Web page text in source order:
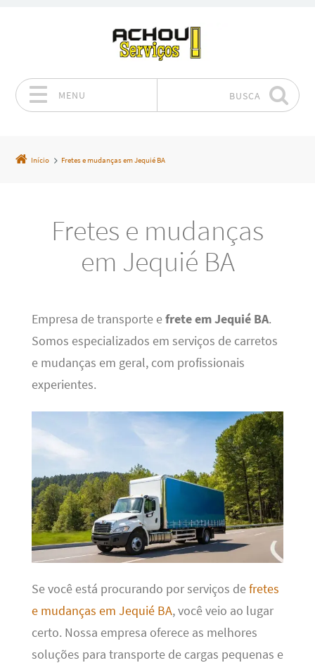
MENU BUSCA
Início Fretes e mudanças em Jequié BA
Fretes e mudanças
em Jequié BA
Empresa de transporte efrete em Jequié BA.
Somos especializados em serviços de carretos
e mudanças em geral, com profissionais
experientes.
Se você está procurando por serviços defretes
e mudanças em Jequié BA, você veio ao lugar
certo. Nossa empresa oferece as melhores
soluções para transporte de cargas pequenas e